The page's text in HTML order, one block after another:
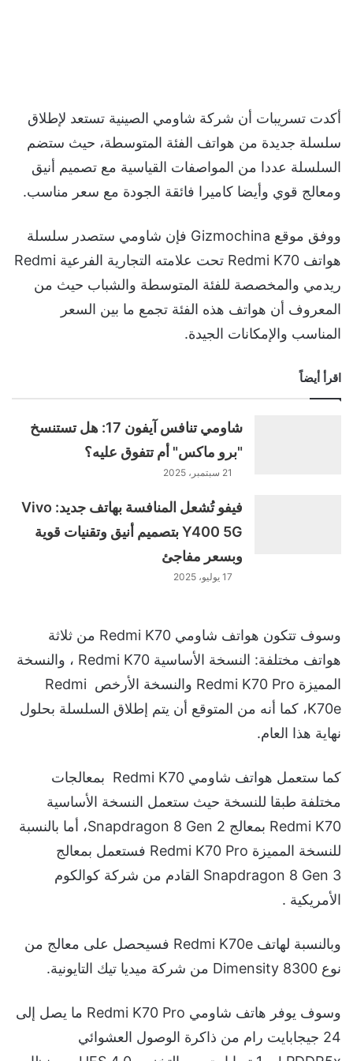
أكدت تسريبات أن شركة شاومي الصينية تستعد لإطلاق
سلسلة جديدة من هواتف الفئة المتوسطة، حيث ستضم
السلسلة عددا من المواصفات القياسية مع تصميم أنيق
ومعالج قوي وأيضا كاميرا فائقة الجودة مع سعر مناسب.
ووفق موقع Gizmochina فإن شاومي ستصدر سلسلة
هواتف Redmi K70 تحت علامته التجارية الفرعية Redmi
ريدمي والمخصصة للفئة المتوسطة والشباب حيث من
المعروف أن هواتف هذه الفئة تجمع ما بين السعر
المناسب والإمكانات الجيدة.
اقرأ أيضاً
شاومي تنافس آيفون 17: هل تستنسخ
"برو ماكس" أم تتفوق عليه؟
21 سبتمبر، 2025
فيفو تُشعل المنافسة بهاتف جديد: Vivo
Y400 5G بتصميم أنيق وتقنيات قوية
وبسعر مفاجئ
17 يوليو، 2025
وسوف تتكون هواتف شاومي Redmi K70 من ثلاثة
هواتف مختلفة: النسخة الأساسية Redmi K70 ، والنسخة
المميزة Redmi K70 Pro والنسخة الأرخص Redmi
K70e، كما أنه من المتوقع أن يتم إطلاق السلسلة بحلول
نهاية هذا العام.
كما ستعمل هواتف شاومي Redmi K70 بمعالجات
مختلفة طبقا للنسخة حيث ستعمل النسخة الأساسية
Redmi K70 بمعالج Snapdragon 8 Gen 2، أما بالنسبة
للنسخة المميزة Redmi K70 Pro فستعمل بمعالج
Snapdragon 8 Gen 3 القادم من شركة كوالكوم
الأمريكية .
وبالنسبة لهاتف Redmi K70e فسيحصل على معالج من
نوع Dimensity 8300 من شركة ميديا تيك التايونية.
وسوف يوفر هاتف شاومي Redmi K70 Pro ما يصل إلى
24 جيجابايت رام من ذاكرة الوصول العشوائي